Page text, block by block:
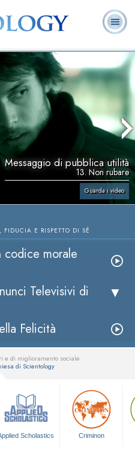
Ministri
Volontari
Libri
Messaggio di pubblica utilità
13. Non rubare
Guarda i video
E RISPETTO DI SÉ
codice morale
Televisivi di
Felicità
e di miglioramento sociale
di Scientology
Scholastics Criminon